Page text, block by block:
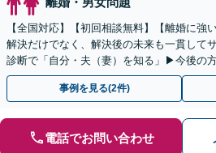
【全国対応】【初回相談無料】【離婚に強
解決だけでなく、解決後の未来も一貫して
診断で「自分・夫（妻）を知る」▶︎今後の
【休日夜間／オンライン相談OK】
事例を見る(2件)
電話でお問い合わせ